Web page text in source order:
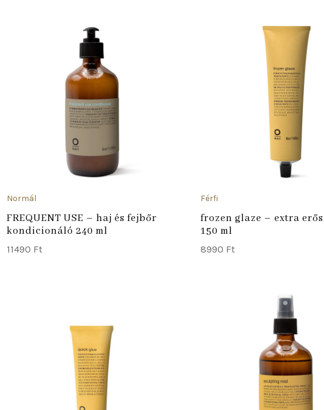
Normál
FREQUENT USE – haj és fejbőr
kondicionáló 240 ml
11490 Ft
Férfi
frozen glaze – extra
150 ml
8990 Ft